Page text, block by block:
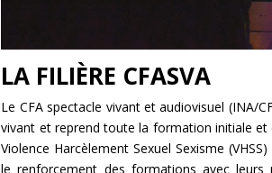
LA FILIÈRE CFASVA
Le CFA spectacle vivant et audiovisuel (INA/
vivant et reprend toute la formation initiale et
Violence Harcèlement Sexuel Sexisme
le renforcement des formations avec leurs